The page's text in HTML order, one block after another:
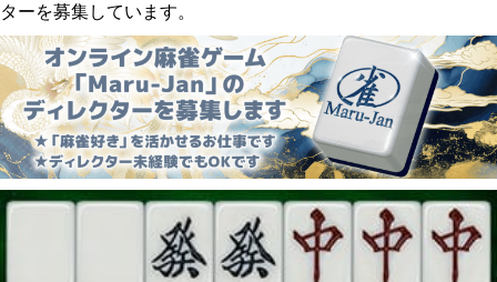
ターを募集しています。